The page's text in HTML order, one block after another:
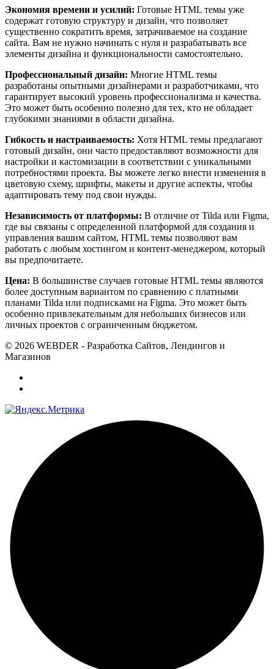
Экономия времени и усилий: Готовые HTML темы уже
содержат готовую структуру и дизайн, что позволяет
существенно сократить время, затрачиваемое на создание
сайта. Вам не нужно начинать с нуля и разрабатывать все
элементы дизайна и функциональности самостоятельно.
Профессиональный дизайн: Многие HTML темы
разработаны опытными дизайнерами и разработчиками, что
гарантирует высокий уровень профессионализма и качества.
Это может быть особенно полезно для тех, кто не обладает
глубокими знаниями в области дизайна.
Гибкость и настраиваемость: Хотя HTML темы предлагают
готовый дизайн, они часто предоставляют возможности для
настройки и кастомизации в соответствии с уникальными
потребностями проекта. Вы можете легко внести изменения в
цветовую схему, шрифты, макеты и другие аспекты, чтобы
адаптировать тему под свои нужды.
Независимость от платформы: В отличие от Tilda или Figma,
где вы связаны с определенной платформой для создания и
управления вашим сайтом, HTML темы позволяют вам
работать с любым хостингом и контент-менеджером, который
вы предпочитаете.
Цена: В большинстве случаев готовые HTML темы являются
более доступным вариантом по сравнению с платными
планами Tilda или подписками на Figma. Это может быть
особенно привлекательным для небольших бизнесов или
личных проектов с ограниченным бюджетом.
© 2026 WEBDER - Разработка Сайтов, Лендингов и
Магазинов